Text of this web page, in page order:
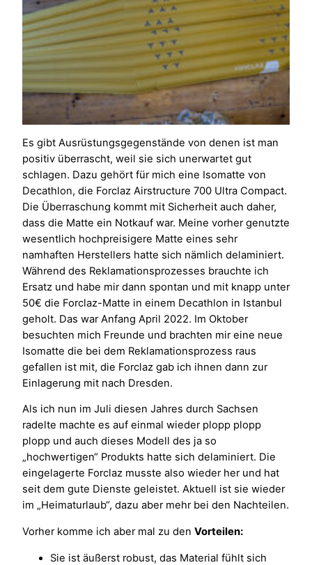
Es gibt Ausrüstungsgegenstände von denen ist man
positiv überrascht, weil sie sich unerwartet gut
schlagen. Dazu gehört für mich eine Isomatte von
Decathlon, die Forclaz Airstructure 700 Ultra Compact.
Die Überraschung kommt mit Sicherheit auch daher,
dass die Matte ein Notkauf war. Meine vorher genutzte
wesentlich hochpreisigere Matte eines sehr
namhaften Herstellers hatte sich nämlich delaminiert.
Während des Reklamationsprozesses brauchte ich
Ersatz und habe mir dann spontan und mit knapp unter
50€ die Forclaz-Matte in einem Decathlon in Istanbul
geholt. Das war Anfang April 2022. Im Oktober
besuchten mich Freunde und brachten mir eine neue
Isomatte die bei dem Reklamationsprozess raus
gefallen ist mit, die Forclaz gab ich ihnen dann zur
Einlagerung mit nach Dresden.
Als ich nun im Juli diesen Jahres durch Sachsen
radelte machte es auf einmal wieder plopp plopp
plopp und auch dieses Modell des ja so
„hochwertigen“ Produkts hatte sich delaminiert. Die
eingelagerte Forclaz musste also wieder her und hat
seit dem gute Dienste geleistet. Aktuell ist sie wieder
im „Heimaturlaub“, dazu aber mehr bei den Nachteilen.
Vorher komme ich aber mal zu den Vorteilen:
Sie ist äußerst robust, das Material fühlt sich